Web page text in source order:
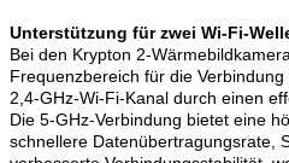
Unterstützung für zwei Wi-Fi-
Bei den Krypton 2-
Frequenzbereich für die
2,4-GHz-Wi-Fi-Kanal durch einen
Die 5-GHz-Verbindung bietet eine
schnellere Datenübertragungsrate,